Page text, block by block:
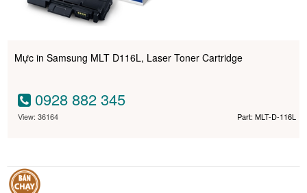
Mực in Samsung MLT D116L, Laser Toner Cartridge
0928 882 345
View: 36164 Part: MLT-D-116L